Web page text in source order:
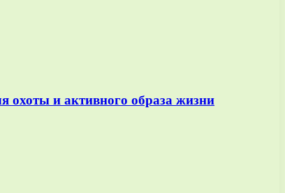
охоты и активного образа жизни